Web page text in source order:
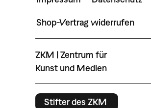
Shop-Vertrag widerrufen
ZKM | Zentrum für
Kunst und Medien
Stifter des ZKM